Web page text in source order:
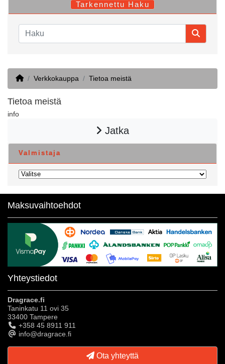
Tarkennettu Haku
HomeVerkkokauppa Tietoa meistä
Tietoa meistä
info
Jatka
Valmistaja
Maksuvaihtoehdot
Yhteystiedot
Dragrace.fi
Taninkatu 11 ovi 35
33400 Tampere
+358 45 8911 911
info@dragrace.fi
Ota yhteyttä